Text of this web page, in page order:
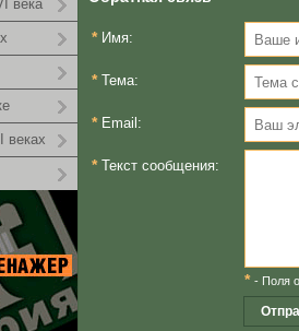
века
веках
* Имя:
* Тема:
* Email:
* Текст сообщения:
* - Поля